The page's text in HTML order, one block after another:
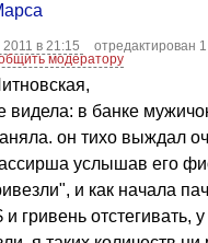
в 21:15
отредактирован
модератору
видела: в банке
он тихо выждал
услышав его
и как начала
и гривень отстегивать,